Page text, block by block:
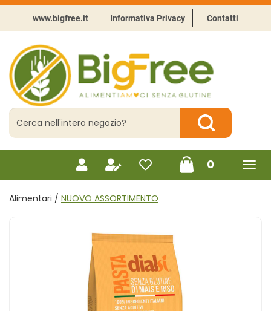
Passa
contenuto
principale
www.bigfree.it Informativa Privacy Contatti
BigFree
-
Punto
celiachia
Cerca
Prodotto
Cerca Prodotto
0prodotti
inseriti
Alimentari / NUOVO ASSORTIMENTO